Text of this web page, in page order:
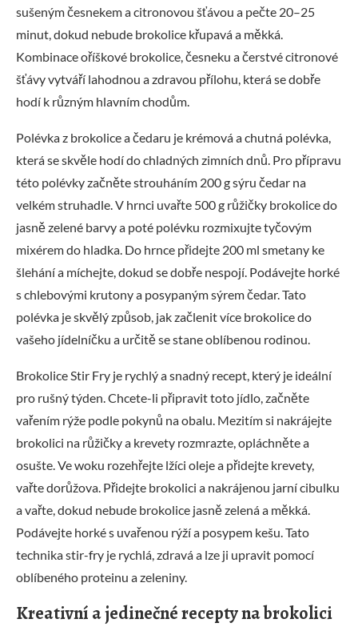
sušeným česnekem a citronovou šťávou a pečte 20–25
minut, dokud nebude brokolice křupavá a měkká.
Kombinace oříškové brokolice, česneku a čerstvé citronové
šťávy vytváří lahodnou a zdravou přílohu, která se dobře
hodí k různým hlavním chodům.
Polévka z brokolice a čedaru je krémová a chutná polévka,
která se skvěle hodí do chladných zimních dnů. Pro přípravu
této polévky začněte strouháním 200 g sýru čedar na
velkém struhadle. V hrnci uvařte 500 g růžičky brokolice do
jasně zelené barvy a poté polévku rozmixujte tyčovým
mixérem do hladka. Do hrnce přidejte 200 ml smetany ke
šlehání a míchejte, dokud se dobře nespojí. Podávejte horké
s chlebovými krutony a posypaným sýrem čedar. Tato
polévka je skvělý způsob, jak začlenit více brokolice do
vašeho jídelníčku a určitě se stane oblíbenou rodinou.
Brokolice Stir Fry je rychlý a snadný recept, který je ideální
pro rušný týden. Chcete-li připravit toto jídlo, začněte
vařením rýže podle pokynů na obalu. Mezitím si nakrájejte
brokolici na růžičky a krevety rozmrazte, opláchněte a
osušte. Ve woku rozehřejte lžíci oleje a přidejte krevety,
vařte dorůžova. Přidejte brokolici a nakrájenou jarní cibulku
a vařte, dokud nebude brokolice jasně zelená a měkká.
Podávejte horké s uvařenou rýží a posypem kešu. Tato
technika stir-fry je rychlá, zdravá a lze ji upravit pomocí
oblíbeného proteinu a zeleniny.
Kreativní a jedinečné recepty na brokolici